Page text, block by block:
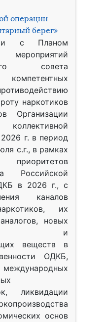
операции
берег»
с Планом
совета
компетентных
наркотиков
Организации
г. в период
с.г., в рамках
Российской
в 2026 г., с
каналов
их
новых
и
веществ в
ОДКБ,
ликвидации
основ